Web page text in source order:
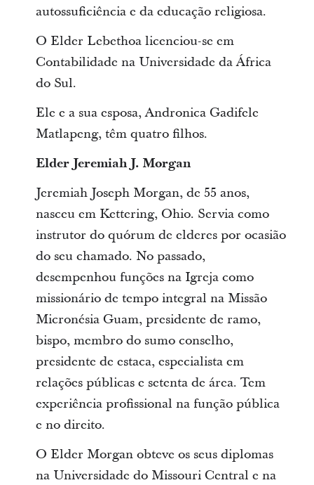
autossuficiência e da educação religiosa.
O Elder Lebethoa licenciou-se em
Contabilidade na Universidade da África
do Sul.
Ele e a sua esposa, Andronica Gadifele
Matlapeng, têm quatro filhos.
Elder Jeremiah J. Morgan
Jeremiah Joseph Morgan, de 55 anos,
nasceu em Kettering, Ohio. Servia como
instrutor do quórum de elderes por ocasião
do seu chamado. No passado,
desempenhou funções na Igreja como
missionário de tempo integral na Missão
Micronésia Guam, presidente de ramo,
bispo, membro do sumo conselho,
presidente de estaca, especialista em
relações públicas e setenta de área. Tem
experiência profissional na função pública
e no direito.
O Elder Morgan obteve os seus diplomas
na Universidade do Missouri Central e na